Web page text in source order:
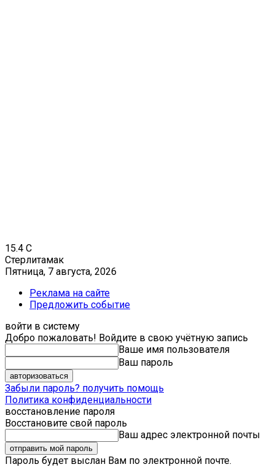
15.4 C
Стерлитамак
Пятница, 7 августа, 2026
Реклама на сайте
Предложить событие
войти в систему
Добро пожаловать! Войдите в свою учётную запись
Ваше имя пользователя
Ваш пароль
Забыли пароль? получить помощь
Политика конфиденциальности
восстановление пароля
Восстановите свой пароль
Ваш адрес электронной почты
Пароль будет выслан Вам по электронной почте.